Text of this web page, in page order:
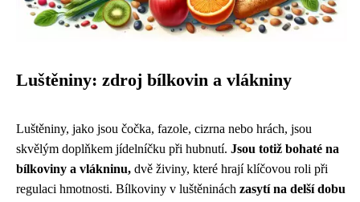
Luštěniny: zdroj bílkovin a vlákniny
Luštěniny, jako jsou čočka, fazole, cizrna nebo hrách, jsou
skvělým doplňkem jídelníčku při hubnutí. Jsou totiž bohaté na
bílkoviny a vlákninu, dvě živiny, které hrají klíčovou roli při
regulaci hmotnosti. Bílkoviny v luštěninách zasytí na delší dobu